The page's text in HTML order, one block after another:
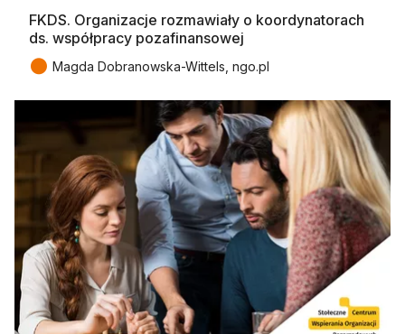
FKDS. Organizacje rozmawiały o koordynatorach
ds. współpracy pozafinansowej
● Magda Dobranowska-Wittels, ngo.pl